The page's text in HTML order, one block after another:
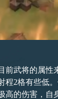
武将的属
2格有些低
的伤害，自